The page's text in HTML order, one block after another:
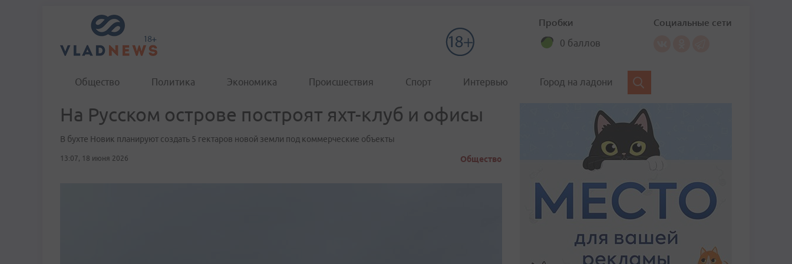
Пробки
0 баллов
Социальные сети
Общество Политика Экономика Происшествия Спорт Интервью Город на ладони
На Русском острове построят яхт-клуб и офисы
В бухте Новик планируют создать 5 гектаров новой земли под коммерческие объекты
13:07, 18 июня 2026 Общество